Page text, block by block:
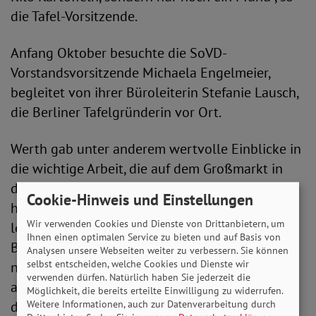
die Tafel-Vorsitzende.
Anfang Oktober besuchte die SoVD-
Vorstandsvorsitzende Michaela Engelmeier,
begleitet von ihrer Büroleiterin Stefanie Lausch,
die Berliner Tafelgründerin vor Ort.
Werth gab unter anderem wertvolle Einblicke in
die wichtige Arbeit, die auf dem Großmarkt in
der Beusselstraße in Berlin die zahlreichen
haupt- und ehrenamtlichen Mitarbeitenden
leisten. Michaela Engelmeier stellte bei ihrem
Besuch zur Rolle der Tafeln fest: „Die Tafeln sind
nicht Teil des Sozialstaates und haben daher
auch nicht dessen Aufgaben, wie die Versorgung
der Menschen zu gewährleisten.“
Cookie-Hinweis und Einstellungen
Wir verwenden Cookies und Dienste von Drittanbietern, um
Ihnen einen optimalen Service zu bieten und auf Basis von
Analysen unsere Webseiten weiter zu verbessern. Sie können
selbst entscheiden, welche Cookies und Dienste wir
verwenden dürfen. Natürlich haben Sie jederzeit die
Möglichkeit, die bereits erteilte Einwilligung zu widerrufen.
Weitere Informationen, auch zur Datenverarbeitung durch